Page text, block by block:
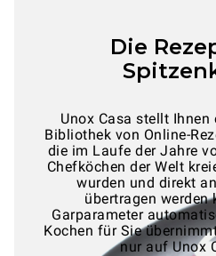
Die
Unox Casa stellt
Bibliothek von Online-
die im Laufe der Jahre
Chefköchen der Welt
wurden und direkt
übertragen werden
Garparameter
Kochen für Sie
nur auf Unox